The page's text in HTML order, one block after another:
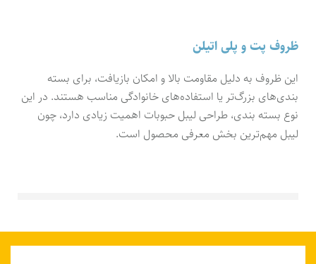
ظروف پت و پلی اتیلن
این ظروف به دلیل مقاومت بالا و امکان بازیافت، برای بسته
بندی‌های بزرگ‌تر یا استفاده‌های خانوادگی مناسب هستند. در این
نوع بسته بندی، طراحی لیبل حبوبات اهمیت زیادی دارد، چون
لیبل مهم‌ترین بخش معرفی محصول است.